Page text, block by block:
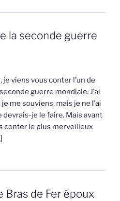
la seconde guerre
viens vous conter l’un de
guerre mondiale. J’ai
me souviens, mais je ne l’ai
devrais-je le faire. Mais avant
conter le plus merveilleux
Bras de Fer époux